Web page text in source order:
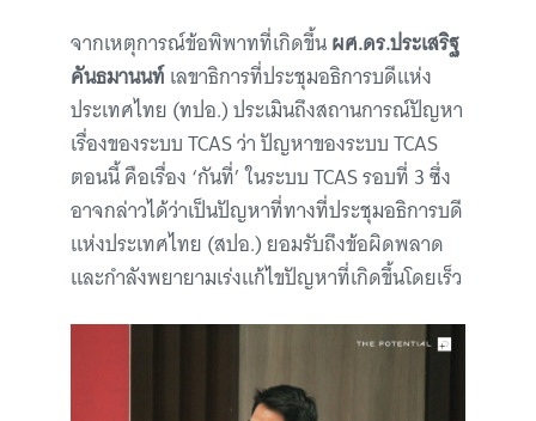
จากเหตุการณ์ข้อพิพาทที่เกิดขึ้นผศ.ดร.ประเสริฐ
คันธมานนท์เลขาธิการที่ประชุมอธิการบดีแห่ง
ประเทศไทย (ทปอ.) ประเมินถึงสถานการณ์ปัญหา
เรื่องของระบบ TCAS ว่า ปัญหาของระบบ TCAS
ตอนนี้ คือเรื่อง ‘กันที่’ ในระบบ TCAS รอบที่ 3 ซึ่ง
อาจกล่าวได้ว่าเป็นปัญหาที่ทางที่ประชุมอธิการบดี
แห่งประเทศไทย (สปอ.) ยอมรับถึงข้อผิดพลาด
และกำลังพยายามเร่งแก้ไขปัญหาที่เกิดขึ้นโดยเร็ว